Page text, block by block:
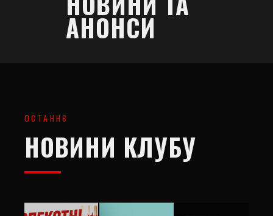
АНОНСИ
ОСТАННЄ
НОВИНИ КЛУБУ